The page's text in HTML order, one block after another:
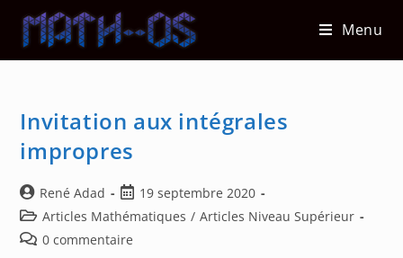
content
Menu
Invitation aux intégrales
impropres
Auteur/autrice
de
la
publication :
René Adad
Post
published:
19 septembre 2020
Post
category:
Articles Mathématiques / Articles Niveau Supérieur
Post0 commentaire